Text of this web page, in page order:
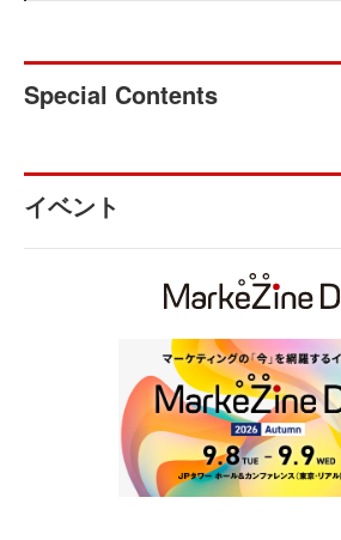
Special Contents
イベント